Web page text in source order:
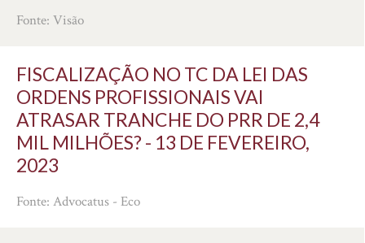
Fonte: Visão
FISCALIZAÇÃO NO TC DA LEI DAS
ORDENS PROFISSIONAIS VAI
ATRASAR TRANCHE DO PRR DE 2,4
MIL MILHÕES? - 13 DE FEVEREIRO,
2023
Fonte: Advocatus - Eco